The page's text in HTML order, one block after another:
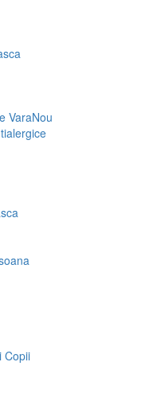
VaraNou
Copii